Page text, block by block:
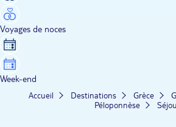
Voyages de noces
Week-end
Accueil Destinations Grèce
Péloponnèse